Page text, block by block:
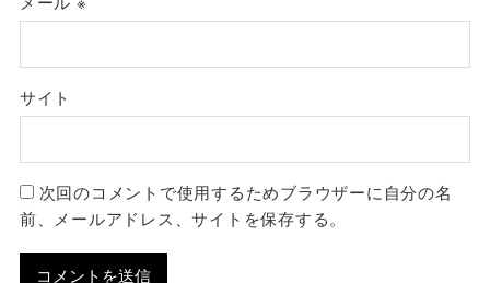
サイト
次回のコメントで使用するためブラウザーに自分の名
前、メールアドレス、サイトを保存する。